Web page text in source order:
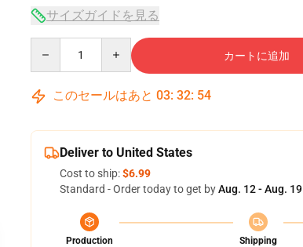
サイズガイドを見る
カートに追加
このセールはあと 03: 32: 53
Deliver to United States
Cost to ship:$6.99
Standard - Order today to get byAug. 12 - Aug. 19
Production
Shipping